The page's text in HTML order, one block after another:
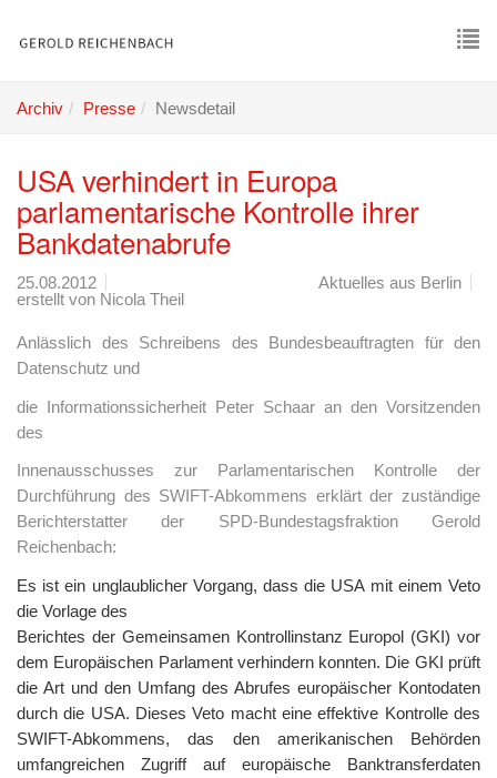
Archiv Presse Newsdetail
USA verhindert in Europa
parlamentarische Kontrolle ihrer
Bankdatenabrufe
25.08.2012
Aktuelles aus Berlin
erstellt von Nicola Theil
Anlässlich des Schreibens des Bundesbeauftragten für den
Datenschutz und
die Informationssicherheit Peter Schaar an den Vorsitzenden
des
Innenausschusses zur Parlamentarischen Kontrolle der
Durchführung des SWIFT-Abkommens erklärt der zuständige
Berichterstatter der SPD-Bundestagsfraktion Gerold
Reichenbach:
Es ist ein unglaublicher Vorgang, dass die USA mit einem Veto
die Vorlage des
Berichtes der Gemeinsamen Kontrollinstanz Europol (GKI) vor
dem Europäischen Parlament verhindern konnten. Die GKI prüft
die Art und den Umfang des Abrufes europäischer Kontodaten
durch die USA. Dieses Veto macht eine effektive Kontrolle des
SWIFT-Abkommens, das den amerikanischen Behörden
umfangreichen Zugriff auf europäische Banktransferdaten